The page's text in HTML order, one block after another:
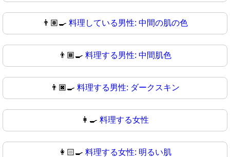
👨🏽‍🍳 料理している男性: 中間の肌の色
👨🏾‍🍳 料理する男性: 中間肌色
👨🏿‍🍳 料理する男性: ダークスキン
👩‍🍳 料理する女性
👩🏻‍🍳 料理する女性: 明るい肌